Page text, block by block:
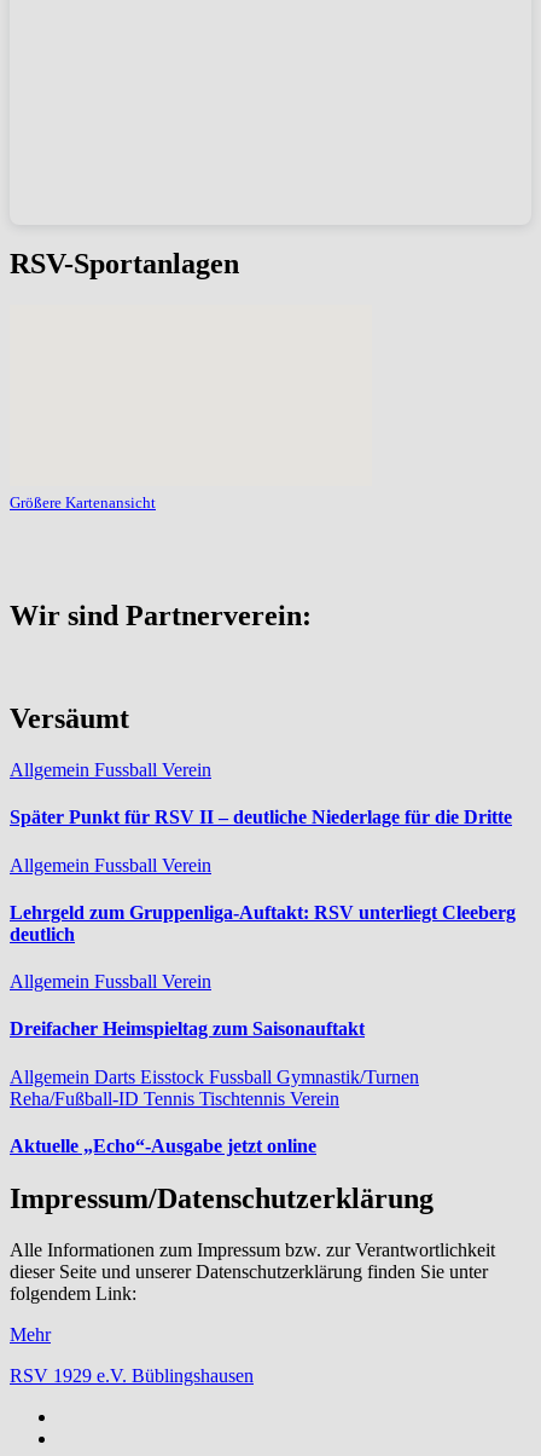
RSV-Sportanlagen
Größere Kartenansicht
Wir sind Partnerverein:
Versäumt
Allgemein Fussball Verein
Später Punkt für RSV II – deutliche Niederlage für die Dritte
Allgemein Fussball Verein
Lehrgeld zum Gruppenliga-Auftakt: RSV unterliegt Cleeberg
deutlich
Allgemein Fussball Verein
Dreifacher Heimspieltag zum Saisonauftakt
Allgemein Darts Eisstock Fussball Gymnastik/Turnen
Reha/Fußball-ID Tennis Tischtennis Verein
Aktuelle „Echo“-Ausgabe jetzt online
Impressum/Datenschutzerklärung
Alle Informationen zum Impressum bzw. zur Verantwortlichkeit
dieser Seite und unserer Datenschutzerklärung finden Sie unter
folgendem Link:
Mehr
RSV 1929 e.V. Büblingshausen